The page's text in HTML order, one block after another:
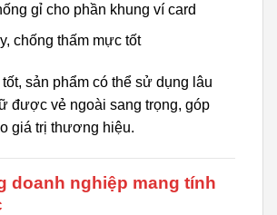
gỉ cho phần khung ví card
chống thấm mực tốt
sản phẩm có thể sử dụng lâu
được vẻ ngoài sang trọng, góp
giá trị thương hiệu.
doanh nghiệp mang tính